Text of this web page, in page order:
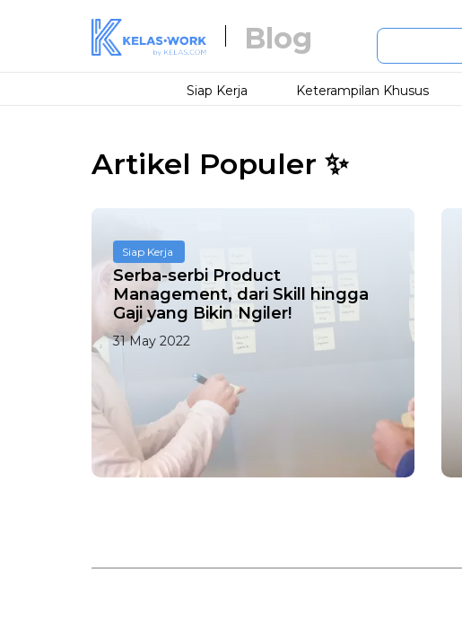
Blog
Siap Kerja Keterampilan Khusus
Artikel Populer ✨
Siap Kerja
Serba-serbi Product
Management, dari Skill hingga
Gaji yang Bikin Ngiler!
31 May 2022